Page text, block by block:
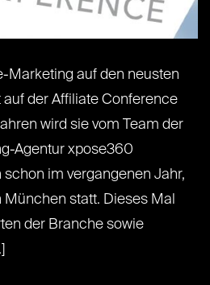
Marketing auf den neusten
der Affiliate Conference
wird sie vom Team der
Agentur xpose360
im vergangenen Jahr,
statt. Dieses Mal
der Branche sowie